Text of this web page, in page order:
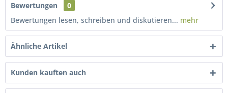
Bewertungen
0
Bewertungen lesen, schreiben und diskutieren... mehr
Ähnliche Artikel
Kunden kauften auch